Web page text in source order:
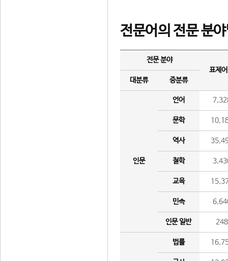
전문어의 전문 분
전문 분야
표제
대분류
중분류
인문
언어
문학
역사
철학
교육
민속
인문 일반 248
법률